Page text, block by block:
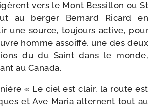
vers le Mont Bessillon ou St
au ber­ger Bernard Ricard en
une source, tou­jours active, pour
homme assoif­fé, une des deux
du du Saint dans le monde,
au Canada.
« Le ciel est clair, la route est
et Ave Maria alternent tout au